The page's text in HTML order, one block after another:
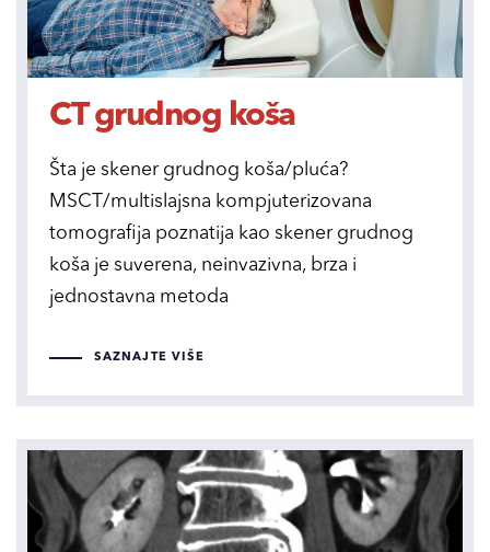
CT grudnog koša
Šta je skener grudnog koša/pluća?
MSCT/multislajsna kompjuterizovana
tomografija poznatija kao skener grudnog
koša je suverena, neinvazivna, brza i
jednostavna metoda
SAZNAJTE VIŠE